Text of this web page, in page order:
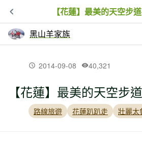
【花蓮】最美的天空步
黑山羊家族
最新文章
【南投】留龍頭走
2014-09-08 40,321
【花蓮】最美的天空步
路線旅遊 花蓮趴趴走 壯麗太